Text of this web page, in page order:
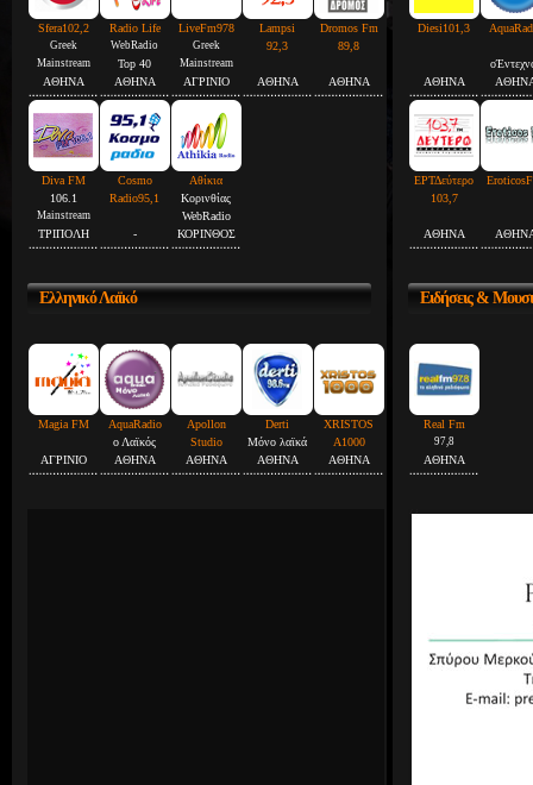
Sfera102,2
Greek
Mainstream
ΑΘΗΝΑ
Radio Life
WebRadio
Top 40
ΑΘΗΝΑ
LiveFm978
Greek
Mainstream
ΑΓΡΙΝΙΟ
Lampsi
92,3
ΑΘΗΝΑ
Dromos Fm
89,8
ΑΘΗΝΑ
Diva FM
106.1
Mainstream
ΤΡΙΠΟΛΗ
Cosmo
Radio95,1
-
Αθίκια
Κορινθίας
WebRadio
ΚΟΡΙΝΘΟΣ
ΕλληνικόΛαϊκό
Magia FM
ΑΓΡΙΝΙΟ
AquaRadio
ο Λαϊκός
ΑΘΗΝΑ
Apollon
Studio
ΑΘΗΝΑ
Derti
Μόνο λαϊκά
ΑΘΗΝΑ
XRISTOS
A1000
ΑΘΗΝΑ
Diesi101,3
ΑΘΗΝΑ
ΕΡΤΔεύτερο
103,7
ΑΘΗΝΑ
Ειδήσεις&
Real Fm
97,8
ΑΘΗΝΑ